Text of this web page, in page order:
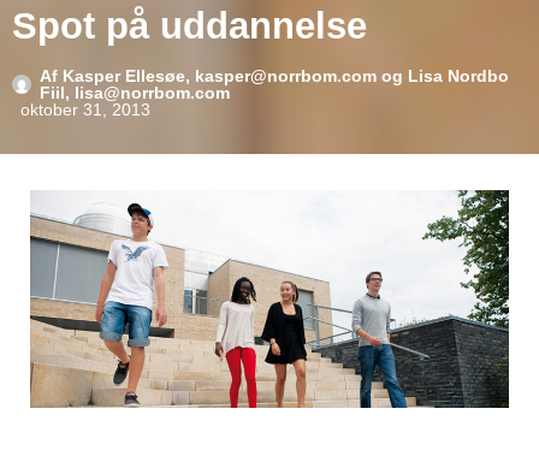
Spot på uddannelse
Af Kasper Ellesøe, kasper@norrbom.com og Lisa Nordbo
Fiil, lisa@norrbom.com
oktober 31, 2013